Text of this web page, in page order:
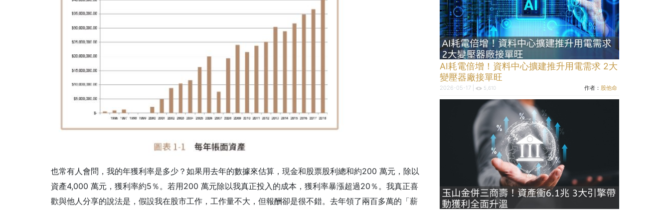
也常有人會問，我的年獲利率是多少？如果用去年的數據來估算，現金和股票股利總和約200 萬元，除以
資產4,000 萬元，獲利率約5％。若用200 萬元除以我真正投入的成本，獲利率暴漲超過20％。 我真正喜
歡與他人分享的說法是，假設我在股市工作，工作量不大，但報酬卻是很不錯。去年領了兩百多萬的「薪
AI耗電倍增！資料中心擴建推升用電需求 2大
變壓器廠接單旺
2026-05-17 | 5,610 作者： 股他命